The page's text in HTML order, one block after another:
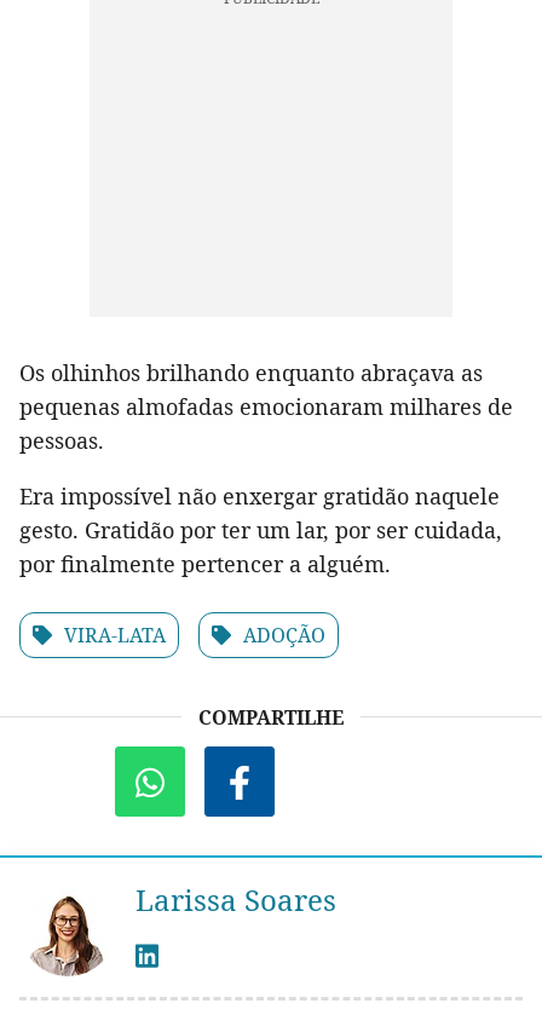
Os olhinhos brilhando enquanto abraçava as
pequenas almofadas emocionaram milhares de
pessoas.
Era impossível não enxergar gratidão naquele
gesto. Gratidão por ter um lar, por ser cuidada,
por finalmente pertencer a alguém.
VIRA-LATA ADOÇÃO
COMPARTILHE
Larissa Soares